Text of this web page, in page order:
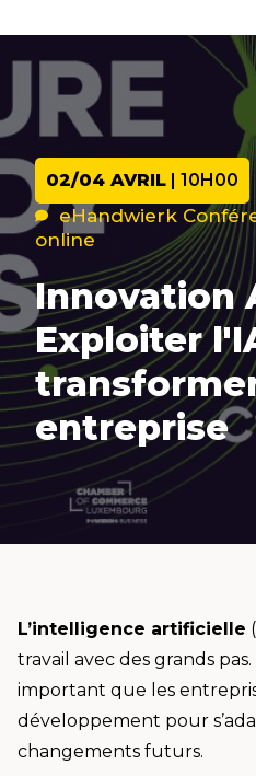
02/04 AVRIL | 10H00
eHandwierk
online
Innovation
Exploiter
entreprise
L’intelligence artificielle
travail avec des grands
important que les
développement pour
changements futurs.